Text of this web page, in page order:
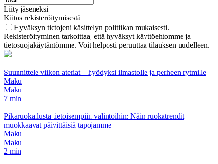
Liity jäseneksi
Kiitos rekisteröitymisestä
Hyväksyn tietojeni käsittelyn politiikan mukaisesti.
Rekisteröityminen tarkoittaa, että hyväksyt käyttöehtomme ja
tietosuojakäytäntömme. Voit helposti peruuttaa tilauksen uudelleen.
Suunnittele viikon ateriat – hyödyksi ilmastolle ja perheen rytmille
Maku
Maku
7 min
Pikaruokailusta tietoisempiin valintoihin: Näin ruokatrendit
muokkaavat päivittäisiä tapojamme
Maku
Maku
2 min